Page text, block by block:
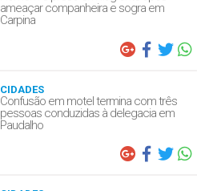
ameaçar companheira e sogra em
Carpina
CIDADES
Confusão em motel termina com três
pessoas conduzidas à delegacia em
Paudalho